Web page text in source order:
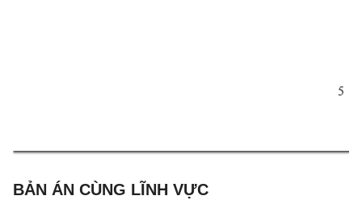
5
BẢN ÁN CÙNG LĨNH VỰC